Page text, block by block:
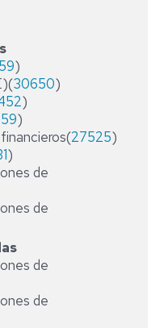
)
30650)
)
)
27525)
)
de
de
de
de